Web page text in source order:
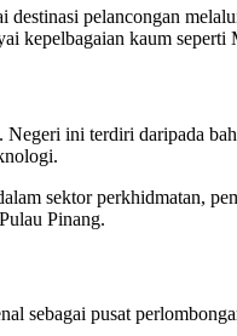
destinasi pelancongan
kepelbagaian kaum seperti
ini terdiri daripada
sektor perkhidmatan,
Pinang.
sebagai pusat